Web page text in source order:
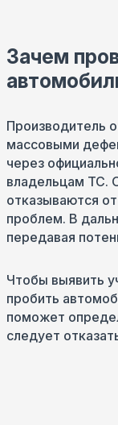
Зачем
Производитель
массовыми
через
владельцам ТС.
отказываются
проблем. В
передавая
Чтобы выявить
пробить
поможет
следует